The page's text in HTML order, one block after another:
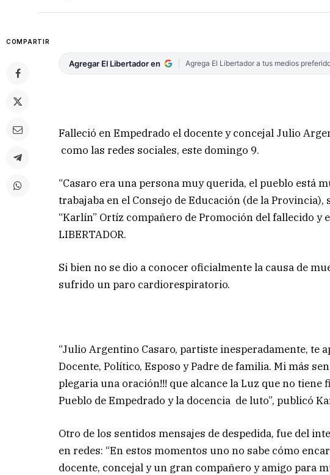
COMPARTIR
Agregar El Libertador en Agrega El Libertador a tus medios
Falleció en Empedrado el docente y concejal Julio
como las redes sociales, este domingo 9.
“Casaro era una persona muy querida, el pueblo está
trabajaba en el Consejo de Educación (de la
“Karlín” Ortíz compañero de Promoción del fallecido
LIBERTADOR.
Si bien no se dio a conocer oficialmente la causa de
sufrido un paro cardiorespiratorio.
“Julio Argentino Casaro, partiste inesperadamente, te
Docente, Político, Esposo y Padre de familia. Mi más
plegaria una oración!!! que alcance la Luz que no tiene
Pueblo de Empedrado y la docencia de luto”, publicó
Otro de los sentidos mensajes de despedida, fue del
en redes: “En estos momentos uno no sabe cómo
docente, concejal y un gran compañero y amigo para